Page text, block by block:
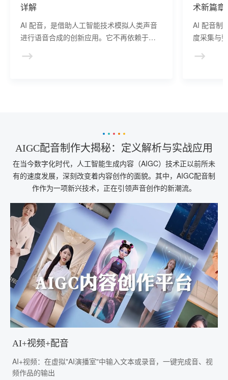
详解
AI 配音，是借助人工智能技术模拟人类声音
进行语音合成的创新应用。它不再依赖于传
模型来生成逼真的语音内容。
术新篇章
AI 配音制
度采集与
为后续精
AIGC配音制作大揭秘：定义解析与实战应用
在当今数字化时代，人工智能生成内容（AIGC）技术正以前所未
有的速度发展，深刻改变着内容创作的面貌。其中，AIGC配音制
作作为一项新兴技术，正在引领声音创作的新潮流。
AI+视频+配音
AI+视频：在虚拟"AI演播室"中输入文本或录音，一键完成音、视
频作品的输出